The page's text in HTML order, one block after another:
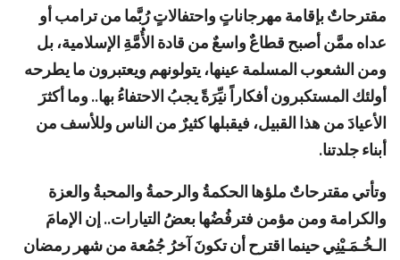
مقترحاتٌ بإقامة مهرجاناتٍ واحتفالاتٍ رُبَّما من ترامب أو
عداه ممَّن أصبح قطاعٌ واسعٌ من قادة الأُمَّةِ الإسلامية، بل
ومن الشعوب المسلمة عينها، يتولونهم ويعتبرون ما يطرحه
أولئك المستكبرون أفكاراً نيِّرَةً يجبُ الاحتفاءُ بها.. وما أكثرَ
الأعيادَ من هذا القبيل، فيقبلها كثيرٌ من الناس وللأسف من
أبناء جلدتنا.
وتأتي مقترحاتٌ ملؤها الحكمةُ والرحمةُ والمحبةُ والعزة
والكرامة ومن مؤمن فترفُضُها بعضُ التيارات.. إن الإمامَ
الـخُـمَـيْنِي حينما اقترح أن تكونَ آخرُ جُمُعة من شهر رمضان